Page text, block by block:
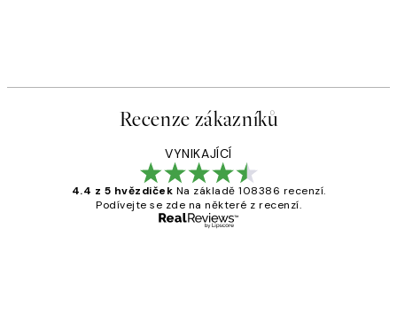
Recenze zákazníků
VYNIKAJÍCÍ
4.4 z 5 hvězdiček Na základě 108386 recenzí.
Podívejte se zde na některé z recenzí.